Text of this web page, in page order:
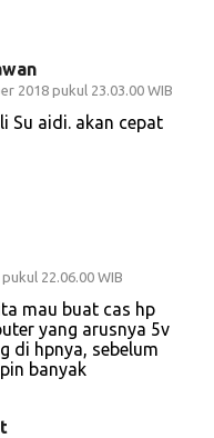
2018 pukul 23.03.00 WIB
Su aidi. akan cepat
22.06.00 WIB
mau buat cas hp
yang arusnya 5v
di hpnya, sebelum
banyak